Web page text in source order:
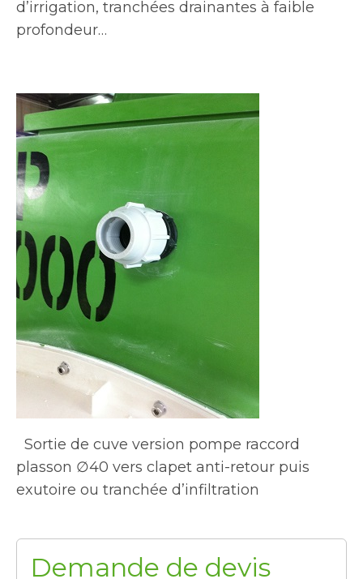
d’irrigation, tranchées drainantes à faible
profondeur…
Sortie de cuve version pompe raccord
plasson ∅40 vers clapet anti-retour puis
exutoire ou tranchée d’infiltration
Demande de devis